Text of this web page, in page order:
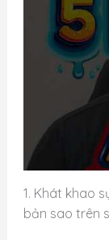
1. Khát khao
bản sao trên